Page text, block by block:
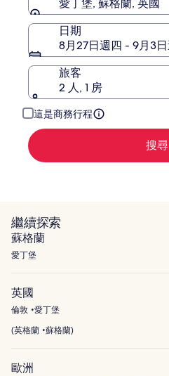
日期
8月27日週四 - 9月3
旅客
2 人, 1 房
這是商務行程
搜尋
繼續探索
蘇格蘭
愛丁堡
英國
倫敦 愛丁堡
(英格蘭 蘇格蘭)
歐洲